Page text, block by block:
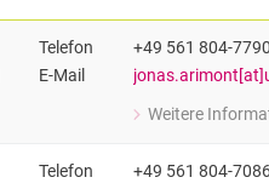
Telefon
+49 561 804-7790
E-Mail
Weitere
zu Jonas Arimont
Gruppenleiter
Telefon
+49 561 804-